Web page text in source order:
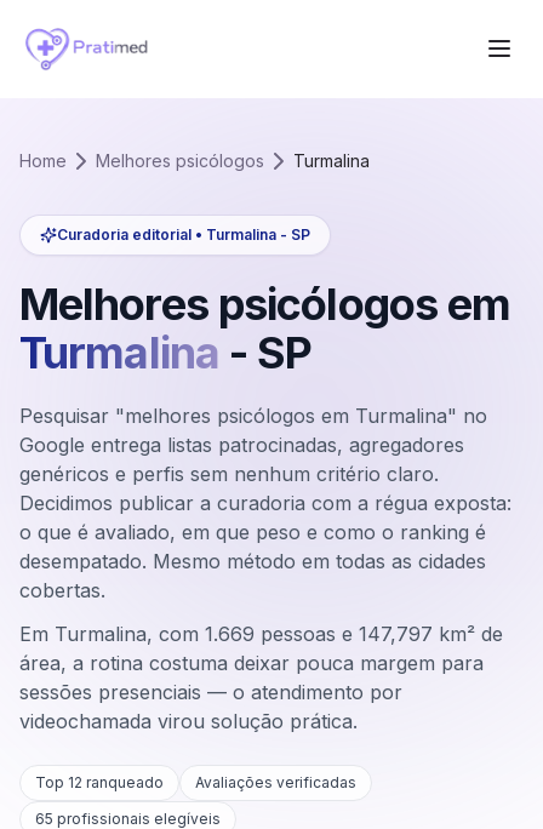
Home Melhores psicólogos Turmalina
Curadoria editorial • Turmalina - SP
Melhores psicólogos em
Turmalina - SP
Pesquisar "melhores psicólogos em Turmalina" no
Google entrega listas patrocinadas, agregadores
genéricos e perfis sem nenhum critério claro.
Decidimos publicar a curadoria com a régua exposta:
o que é avaliado, em que peso e como o ranking é
desempatado. Mesmo método em todas as cidades
cobertas.
Em Turmalina, com 1.669 pessoas e 147,797 km² de
área, a rotina costuma deixar pouca margem para
sessões presenciais — o atendimento por
videochamada virou solução prática.
Top 12 ranqueado
Avaliações verificadas
65 profissionais elegíveis